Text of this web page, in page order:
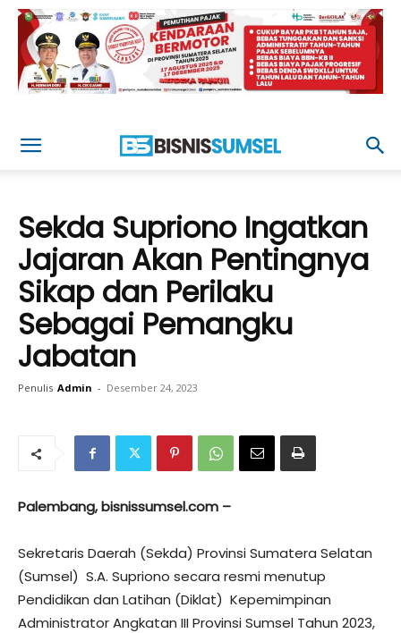
Sekda Supriono Ingatkan
Jajaran Akan Pentingnya
Sikap dan Perilaku
Sebagai Pemangku
Jabatan
Penulis Admin - Desember 24, 2023
Palembang, bisnissumsel.com –
Sekretaris Daerah (Sekda) Provinsi Sumatera Selatan
(Sumsel) S.A. Supriono secara resmi menutup
Pendidikan dan Latihan (Diklat) Kepemimpinan
Administrator Angkatan III Provinsi Sumsel Tahun 2023,